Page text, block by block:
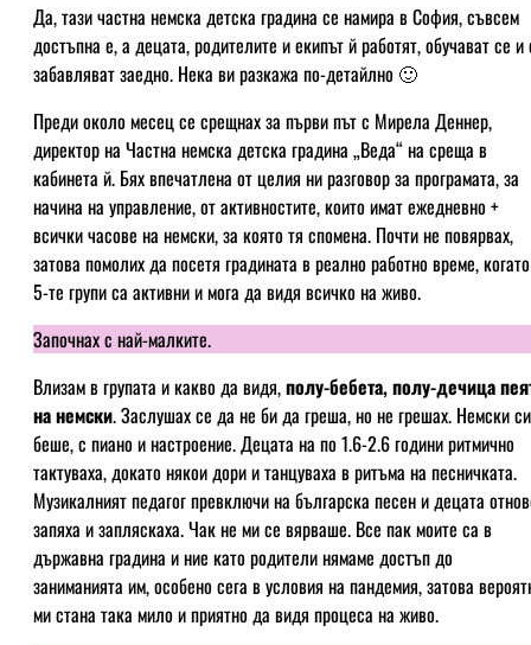
Да, тази частна немска детска градина се намира в София, съвсем
достъпна е, а децата, родителите и екипът й работят, обучават се и
забавляват заедно. Нека ви разкажа по-детайлно 🙂
Преди около месец се срещнах за първи път с Мирела Деннер,
директор на Частна немска детска градина „Веда“ на среща в
кабинета й. Бях впечатлена от целия ни разговор за програмата, за
начина на управление, от активностите, които имат ежедневно +
всички часове на немски, за която тя спомена. Почти не повярвах,
затова помолих да посетя градината в реално работно време, когато
5-те групи са активни и мога да видя всичко на живо.
Започнах с най-малките.
Влизам в групата и какво да видя,полу-бебета, полу-дечица
на немски. Заслушах се да не би да греша, но не грешах. Немски си
беше, с пиано и настроение. Децата на по 1.6-2.6 години ритмично
тактуваха, докато някои дори и танцуваха в ритъма на песничката.
Музикалният педагог превключи на българска песен и децата
запяха и запляскаха. Чак не ми се вярваше. Все пак моите са в
държавна градина и ние като родители нямаме достъп до
заниманията им, особено сега в условия на пандемия, затова
ми стана така мило и приятно да видя процеса на живо.